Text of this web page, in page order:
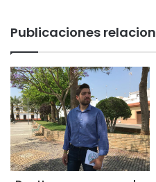
Publicaciones